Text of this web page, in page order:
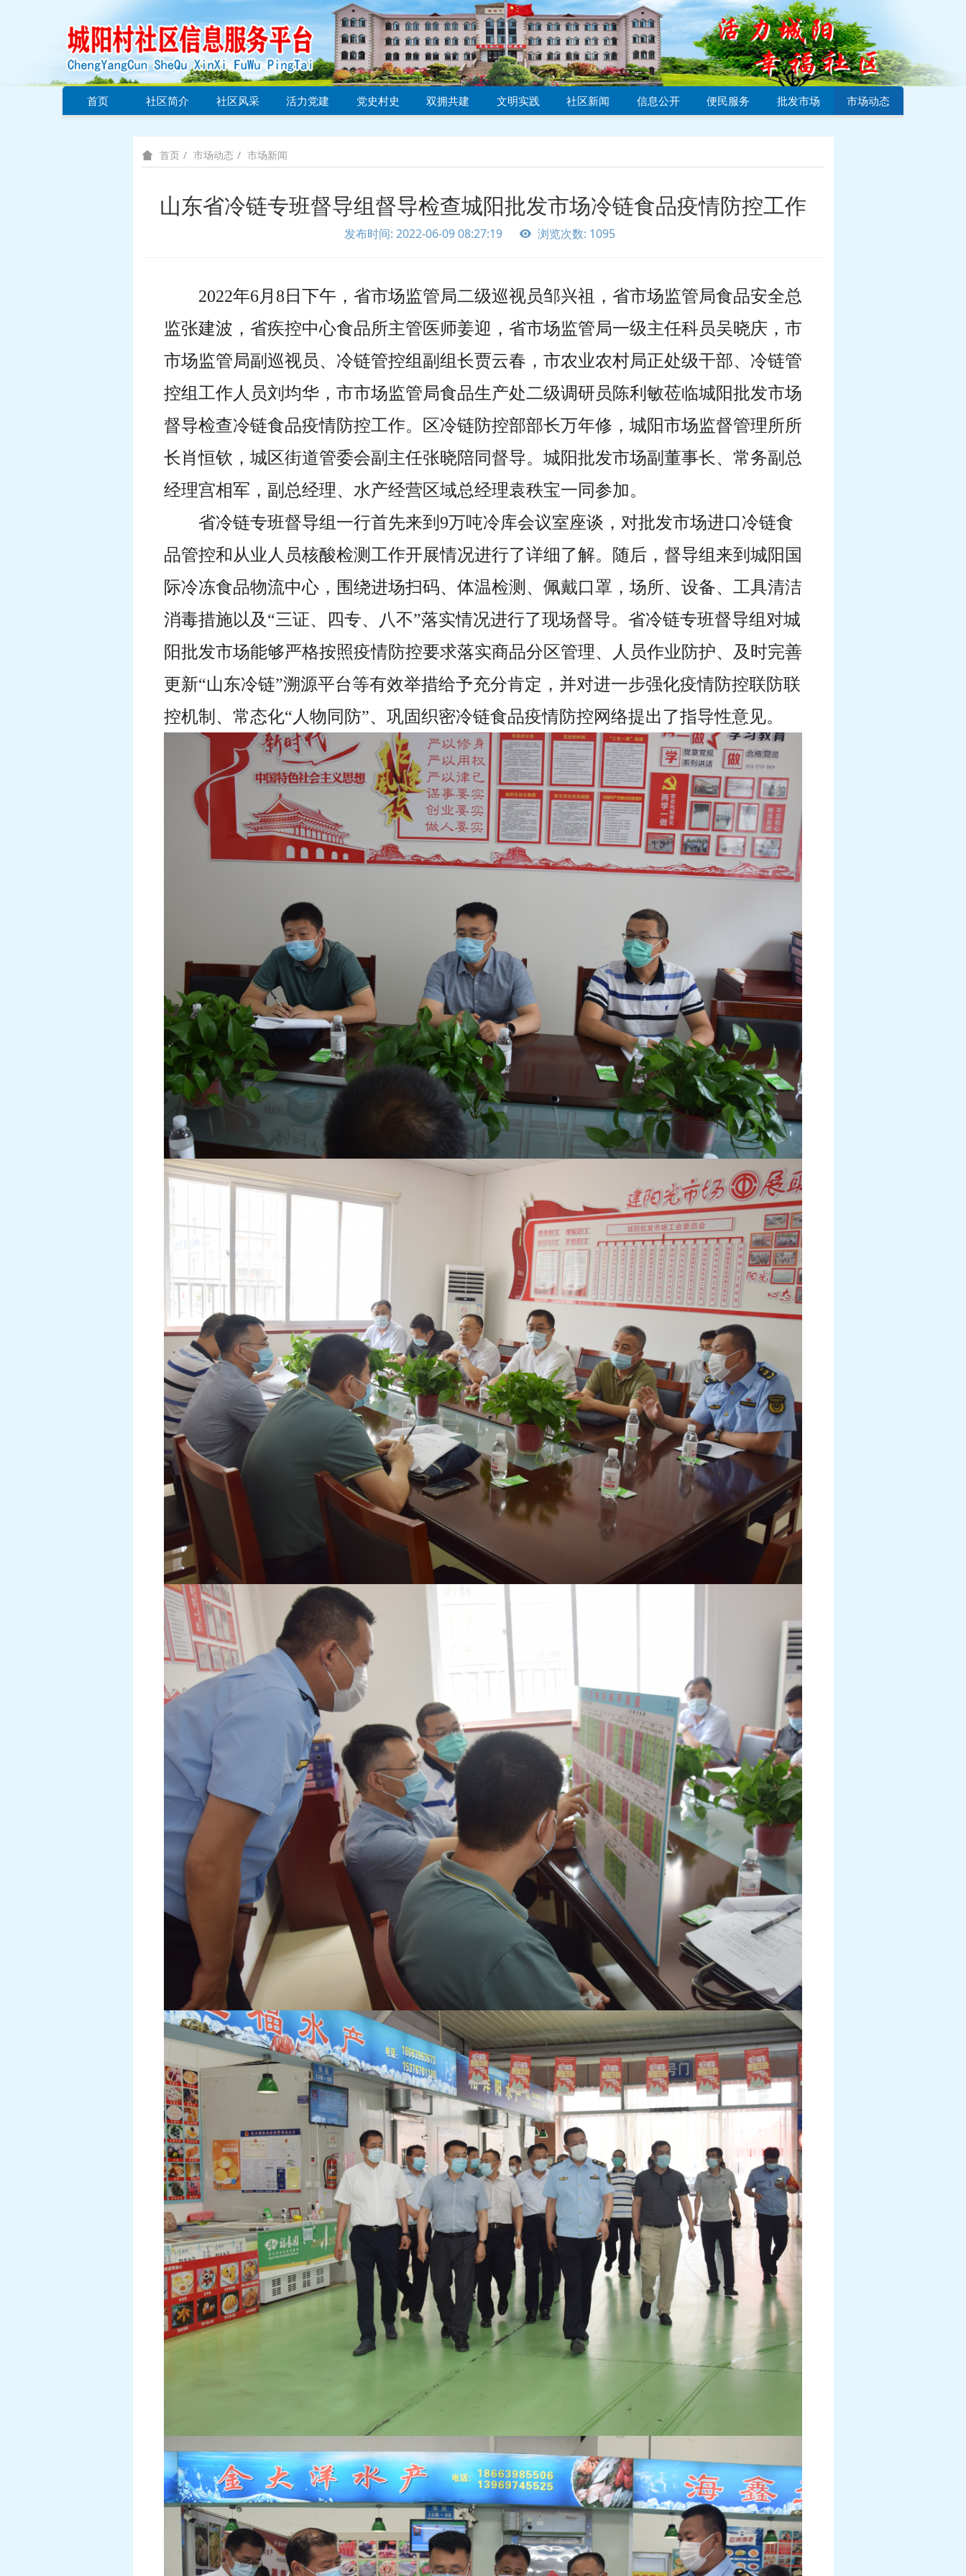
首页 社区简介 社区风采 活力党建 党史村史 双拥共建 文明实践 社区新闻 信息公开 便民服务 批发市场 市场动态
首页 市场动态 市场新闻
山东省冷链专班督导组督导检查城阳批发市场冷链食品疫情防控工作
发布时间: 2022-06-09 08:27:19 浏览次数: 1095
2022年6月8日下午， 省市场监管局二级巡视员邹兴祖 ， 省市场监管局食品安全总
监张建波 ， 省疾控中心食品所主管医师姜迎 ， 省市场监管局一级主任科员吴晓庆 ， 市
市场监管局副巡视员、冷链管控组副组长贾云春 ， 市农业农村局正处级干部、冷链管
控组工作人员刘均华， 市市场监管局食品生产处二级调研员陈利敏莅临城阳批发市场
督导检查冷链食品疫情防控工作。区冷链防控部部长万年修，城阳市场监督管理所所
长肖恒钦，城区街道管委会副主任张晓陪同督导。城阳批发市场副董事长、常务副总
经理宫相军，副总经理、水产经营区域总经理袁秩宝一同参加。
省冷链专班督导组一行首先来到9万吨冷库会议室座谈，对批发市场进口冷链食
品管控和从业人员核酸检测工作开展情况进行了详细了解。随后，督导组来到城阳国
际冷冻食品物流中心，围绕进场扫码、体温检测、佩戴口罩，场所、设备、工具清洁
消毒措施以及“三证、四专、八不”落实情况进行了现场督导。省冷链专班督导组对城
阳批发市场能够严格按照疫情防控要求落实商品分区管理、人员作业防护、及时完善
更新“山东冷链”溯源平台等有效举措给予充分肯定，并对进一步强化疫情防控联防联
控机制、常态化“人物同防”、巩固织密冷链食品疫情防控网络提出了指导性意见。